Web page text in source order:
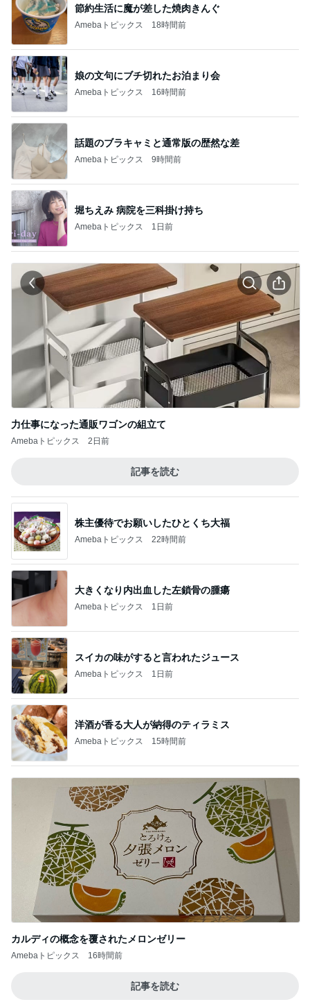
節約生活に魔が差した焼肉きんぐ
Amebaトピックス 18時間前
娘の文句にブチ切れたお泊まり会
Amebaトピックス 16時間前
話題のブラキャミと通常版の歴然な差
Amebaトピックス 9時間前
堀ちえみ 病院を三科掛け持ち
Amebaトピックス 1日前
力仕事になった通販ワゴンの組立て
Amebaトピックス 2日前
記事を読む
株主優待でお願いしたひとくち大福
Amebaトピックス 22時間前
大きくなり内出血した左鎖骨の腫瘍
Amebaトピックス 1日前
スイカの味がすると言われたジュース
Amebaトピックス 1日前
洋酒が香る大人が納得のティラミス
Amebaトピックス 15時間前
カルディの概念を覆されたメロンゼリー
Amebaトピックス 16時間前
記事を読む